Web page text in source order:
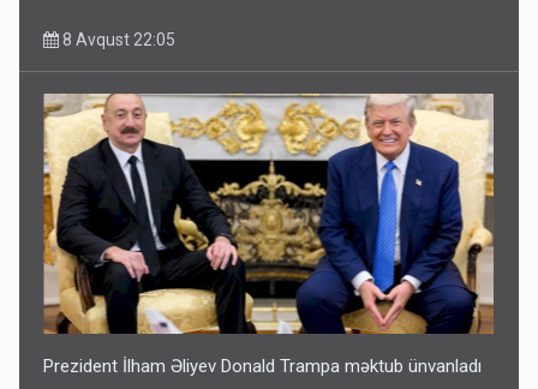
8 Avqust 22:05
Prezident İlham Əliyev Donald Trampa məktub ünvanladı